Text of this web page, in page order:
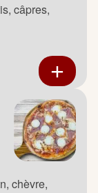
câpres,
chèvre,